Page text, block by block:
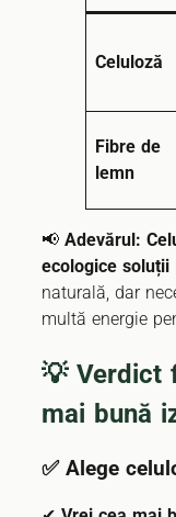
Celuloză
Fibre de
lemn
📢 Adevărul:
ecologice soluții
naturală, dar
multă energie
💡 Verdict
mai bună
✅ Alege